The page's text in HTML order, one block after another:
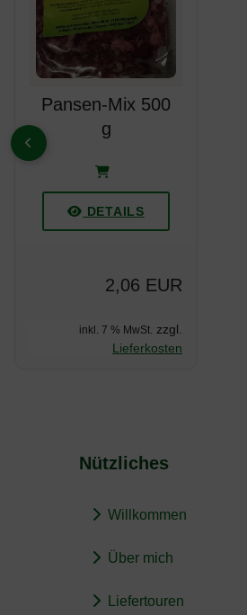
ZURÜCK
Pansen-Mix 500
g
DETAILS
2,06 EUR
inkl. 7 % MwSt. zzgl.
Lieferkosten
Nützliches
Willkommen
Über mich
Liefertouren